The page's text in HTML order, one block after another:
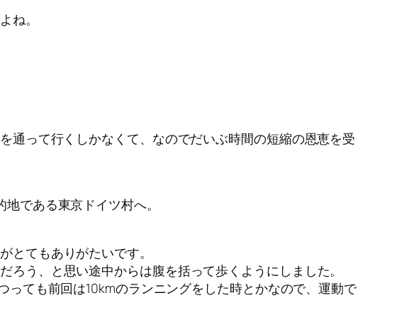
ね。
通って行くしかなくて、なのでだいぶ時間の短縮の恩恵を受
である東京ドイツ村へ。
とてもありがたいです。
う、と思い途中からは腹を括って歩くようにしました。
ても前回は10kmのランニングをした時とかなので、運動で